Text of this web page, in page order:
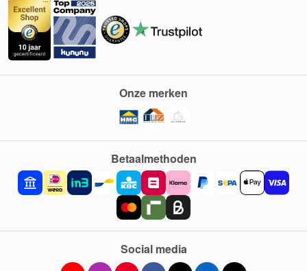
Betaalmethoden
Onze merken
Social media